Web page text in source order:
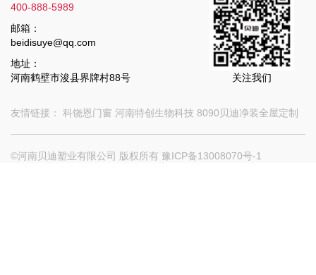
400-888-5989
邮箱：
beidisuye@qq.com
地址：
河南鹤壁市浚县界牌村88号
关注我们
友情链接： 科饶恩门窗 河南特创生物科技 8090贝迪净装全屋定制
©河南贝迪塑业有限公司 版权所有 豫ICP备13008070号-1